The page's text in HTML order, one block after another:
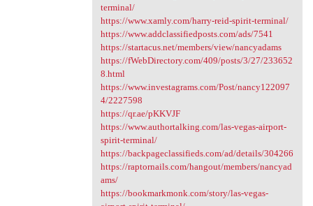
terminal/
https://www.xamly.com/harry-reid-spirit-terminal/
https://www.addclassifiedposts.com/ads/7541
https://startacus.net/members/view/nancyadams
https://fWebDirectory.com/409/posts/3/27/233652
8.html
https://www.investagrams.com/Post/nancy122097
4/2227598
https://qr.ae/pKKVJF
https://www.authortalking.com/las-vegas-airport-
spirit-terminal/
https://backpageclassifieds.com/ad/details/304266
https://raptornails.com/hangout/members/nancyad
ams/
https://bookmarkmonk.com/story/las-vegas-